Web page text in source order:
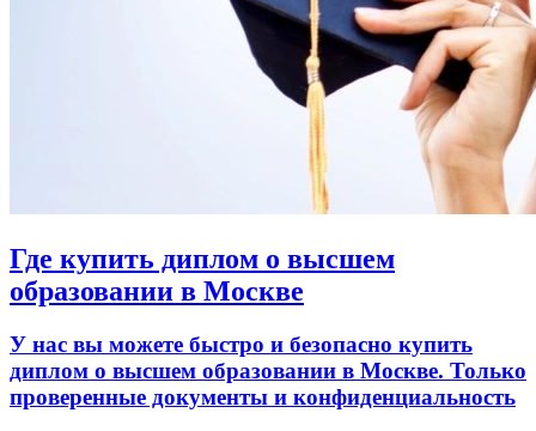
Где купить диплом о высшем
образовании в Москве
У нас вы можете быстро и безопасно купить
диплом о высшем образовании в Москве. Только
проверенные документы и конфиденциальность